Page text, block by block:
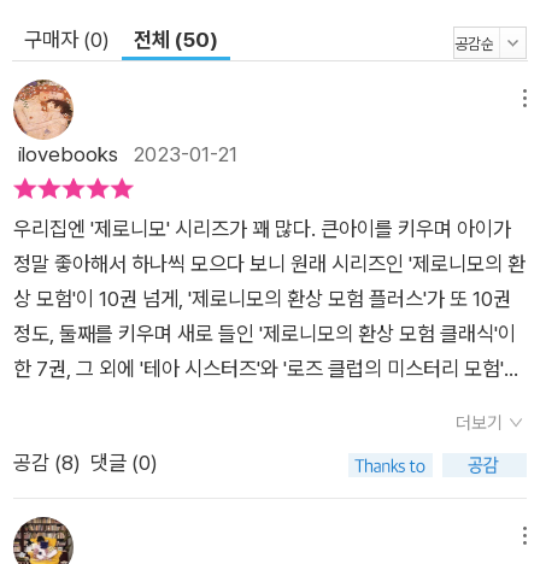
구매자 (0) 전체 (50)
ilovebooks 2023-01-21
우리집엔 '제로니모' 시리즈가 꽤 많다. 큰아이를 키우며 아이가
정말 좋아해서 하나씩 모으다 보니 원래 시리즈인 '제로니모의 환
상 모험'이 10권 넘게, '제로니모의 환상 모험 플러스'가 또 10권
정도, 둘째를 키우며 새로 들인 '제로니모의 환상 모험 클래식'이
한 7권, 그 외에 '테아 시스터즈'와 '로즈 클럽의 미스터리 모험'이
만큼 아이가 좋아하는 시리즈. 도대체 얼마나 재미있길래 이렇게
꾸준히 좋아하는 걸까~ 싶었지만 제일 두꺼운 시리즈이며 본체
번에 새롭게 출간된 30권이 내가 처음 읽은 책이다. 초등학교 1,
더보기
공감 (8) 댓글 (0)